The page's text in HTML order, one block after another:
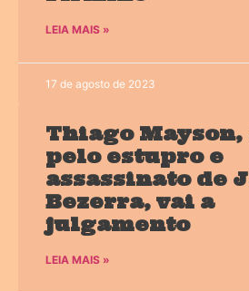
LEIA MAIS »
17 de agosto de 2023
Thiago Mayson,
pelo estupro e
assassinato de
Bezerra, vai a
julgamento
LEIA MAIS »